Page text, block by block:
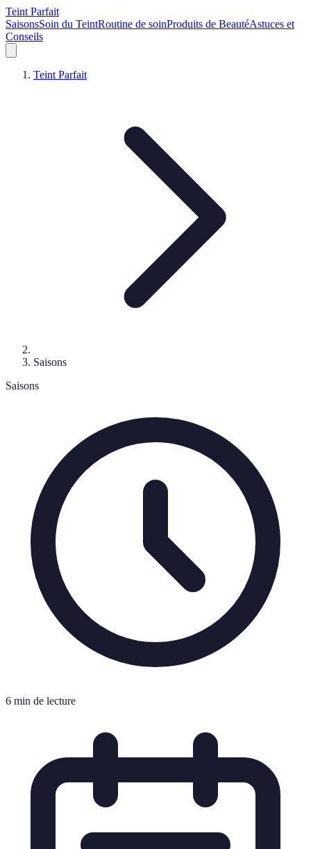
Teint Parfait
SaisonsSoin du TeintRoutine de soinProduits de BeautéAstuces et
Conseils
Teint Parfait
Saisons
Saisons
6 min de lecture